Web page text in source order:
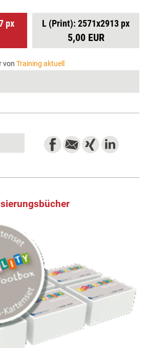
px L (Print): 2571x2913 px
5,00 EUR
von Training aktuell